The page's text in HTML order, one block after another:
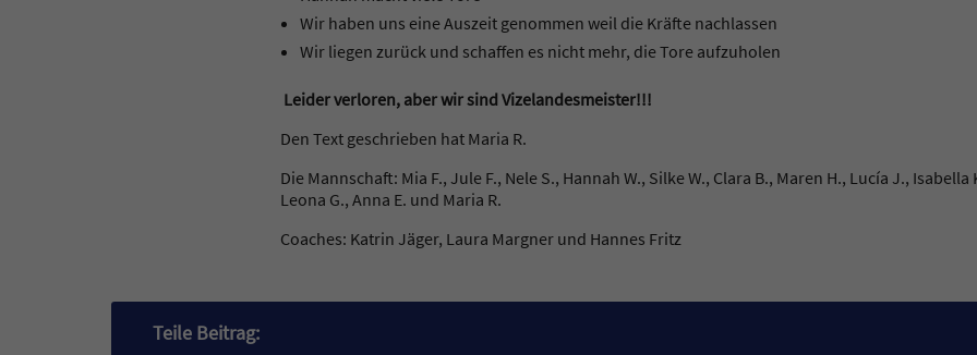
Wir haben uns eine Auszeit genommen weil die Kräfte nachlassen
Wir liegen zurück und schaffen es nicht mehr, die Tore aufzuholen
Leider verloren, aber wir sind Vizelandesmeister!!!
Den Text geschrieben hat Maria R.
Die Mannschaft: Mia F., Jule F., Nele S., Hannah W., Silke W., Clara B., Maren H., Lucía J., Isabella
Leona G., Anna E. und Maria R.
Coaches: Katrin Jäger, Laura Margner und Hannes Fritz
Teile Beitrag: